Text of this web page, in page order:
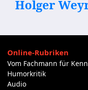
Holger
Online-Rubriken
Vom Fachmann für
Humorkritik
Audio